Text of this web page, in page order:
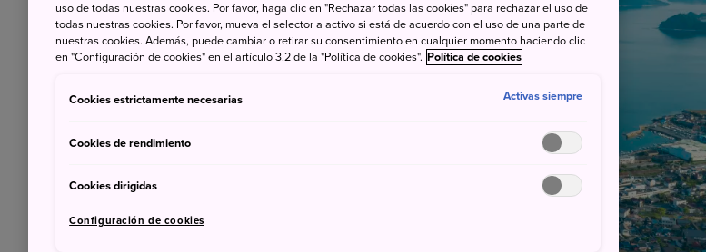
uso de todas nuestras cookies. Por favor, haga clic en "Rechazar todas las cookies" para rechazar el uso de
todas nuestras cookies. Por favor, mueva el selector a activo si está de acuerdo con el uso de una parte de
nuestras cookies. Además, puede cambiar o retirar su consentimiento en cualquier momento haciendo clic
en "Configuración de cookies" en el artículo 3.2 de la "Política de cookies". Política de cookies
Cookies estrictamente necesarias Activas siempre
Cookies de rendimiento
Cookies dirigidas
Configuración de cookies